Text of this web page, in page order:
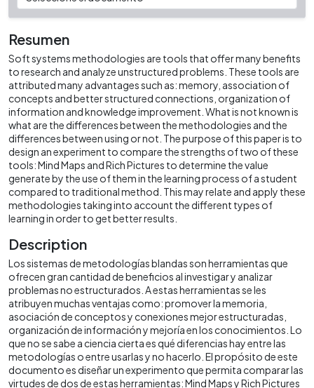
Resumen
Soft systems methodologies are tools that offer many benefits
to research and analyze unstructured problems. These tools are
attributed many advantages such as: memory, association of
concepts and better structured connections, organization of
information and knowledge improvement. What is not known is
what are the differences between the methodologies and the
differences between using or not. The purpose of this paper is to
design an experiment to compare the strengths of two of these
tools: Mind Maps and Rich Pictures to determine the value
generate by the use of them in the learning process of a student
compared to traditional method. This may relate and apply these
methodologies taking into account the different types of
learning in order to get better results.
Description
Los sistemas de metodologías blandas son herramientas que
ofrecen gran cantidad de beneficios al investigar y analizar
problemas no estructurados. A estas herramientas se les
atribuyen muchas ventajas como: promover la memoria,
asociación de conceptos y conexiones mejor estructuradas,
organización de información y mejoría en los conocimientos. Lo
que no se sabe a ciencia cierta es qué diferencias hay entre las
metodologías o entre usarlas y no hacerlo. El propósito de este
documento es diseñar un experimento que permita comparar las
virtudes de dos de estas herramientas: Mind Maps y Rich Pictures